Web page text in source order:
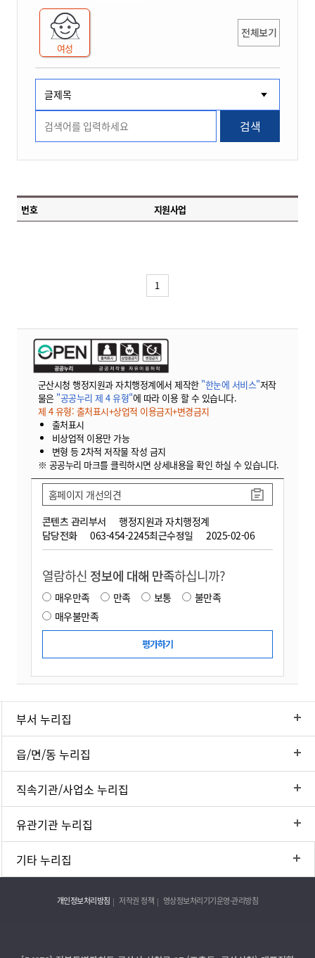
여성
전체보기
검색
번호 지원사업
1
군산시청 행정지원과 자치행정계에서 제작한 "한눈에 서비스"저작
물은 "공공누리 제 4 유형"에 따라 이용 할 수 있습니다.
제 4 유형: 출처표시+상업적 이용금지+변경금지
출처표시
비상업적 이용만 가능
변형 등 2차적 저작물 작성 금지
※ 공공누리 마크를 클릭하시면 상세내용을 확인 하실 수 있습니다.
콘텐츠 관리부서
행정지원과 자치행정계
담당전화
063-454-2245최근수정일 2025-02-06
홈페이지 개선의견
열람하신 정보에 대해 만족하십니까?
매우만족 만족 보통
불만족
매우불만족
부서 누리집
읍/면/동 누리집
직속기관/사업소 누리집
유관기관 누리집
기타 누리집
개인정보처리방침 저작권 정책 영상정보처리기기운영·관리방침